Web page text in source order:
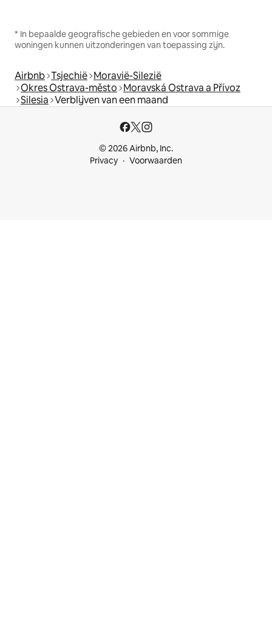
* In bepaalde geografische gebieden en voor sommige
woningen kunnen uitzonderingen van toepassing zijn.
Airbnb Tsjechië Moravië-Silezië
Okres Ostrava-město Moravská Ostrava a Přívoz
Silesia Verblijven van een maand
© 2026 Airbnb, Inc.
Privacy
Voorwaarden